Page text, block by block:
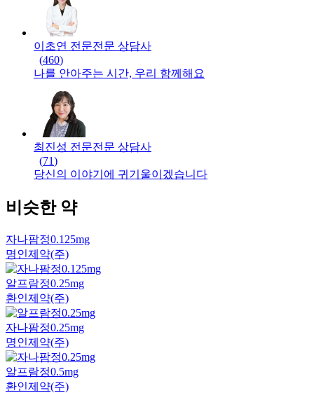
이초연 전문전문 상담사
(460)
나를 안아주는 시간, 우리 함께해요
최진성 전문전문 상담사
(71)
당신의 이야기에 귀기울이겠습니다
비슷한 약
자나팜정0.125mg
명인제약(주)
알프람정0.25mg
환인제약(주)
자나팜정0.25mg
명인제약(주)
알프람정0.5mg
환인제약(주)